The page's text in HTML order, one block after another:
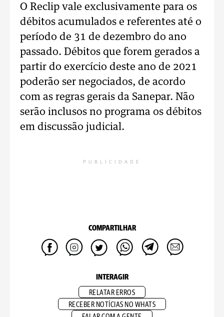
O Reclip vale exclusivamente para os
débitos acumulados e referentes até o
período de 31 de dezembro do ano
passado. Débitos que forem gerados a
partir do exercício deste ano de 2021
poderão ser negociados, de acordo
com as regras gerais da Sanepar. Não
serão inclusos no programa os débitos
em discussão judicial.
PUBLICIDADE
COMPARTILHAR
INTERAGIR
RELATAR ERROS
RECEBER NOTÍCIAS NO WHATS